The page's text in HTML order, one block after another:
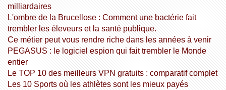
milliardaires
L'ombre de la Brucellose : Comment une bactérie fait
trembler les éleveurs et la santé publique.
Ce métier peut vous rendre riche dans les années à venir
PEGASUS : le logiciel espion qui fait trembler le Monde
entier
Le TOP 10 des meilleurs VPN gratuits : comparatif complet
Les 10 Sports où les athlètes sont les mieux payés